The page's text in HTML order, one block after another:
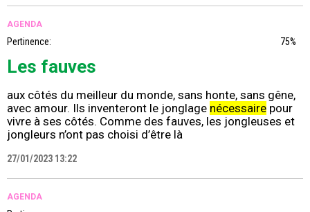
AGENDA
Pertinence: 75%
Les fauves
aux côtés du meilleur du monde, sans honte, sans gêne,
avec amour. Ils inventeront le jonglage nécessaire pour
vivre à ses côtés. Comme des fauves, les jongleuses et
jongleurs n’ont pas choisi d’être là
27/01/2023 13:22
AGENDA